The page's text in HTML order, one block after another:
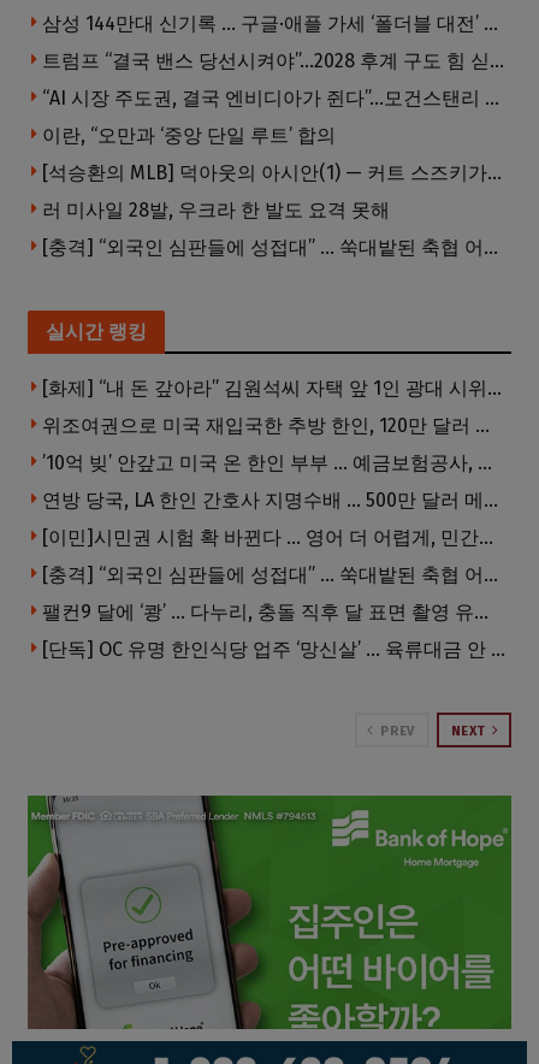
삼성 144만대 신기록 … 구글·애플 가세 ‘폴더블 대전’ 열린다
트럼프 “결국 밴스 당선시켜야”…2028 후계 구도 힘 싣나
“AI 시장 주도권, 결국 엔비디아가 쥔다”…모건스탠리 장담
이란, “오만과 ‘중앙 단일 루트’ 합의
[석승환의 MLB] 덕아웃의 아시안(1) — 커트 스즈키가 우리에게 묻는 것
러 미사일 28발, 우크라 한 발도 요격 못해
[충격] “외국인 심판들에 성접대” … 쑥대밭된 축협 어디까지 추락하나
실시간 랭킹
[화제] “내 돈 갚아라” 김원석씨 자택 앞 1인 광대 시위 … 한인 투자사, “108만 달러 못받아”
위조여권으로 미국 재입국한 추방 한인, 120만 달러 은행 사기 행각
’10억 빚’ 안갚고 미국 온 한인 부부 … 예금보험공사, 미국서 소송
연방 당국, LA 한인 간호사 지명수배 … 500만 달러 메디캐어 사기, 선고 직전 한국 도주
[이민]시민권 시험 확 바뀐다 … 영어 더 어렵게, 민간시험 도입 추진
[충격] “외국인 심판들에 성접대” … 쑥대밭된 축협 어디까지 추락하나
팰컨9 달에 ‘쾅’ … 다누리, 충돌 직후 달 표면 촬영 유일 탐사선
[단독] OC 유명 한인식당 업주 ‘망신살’ … 육류대금 안 갚자 식당서 공개추심
PREV NEXT